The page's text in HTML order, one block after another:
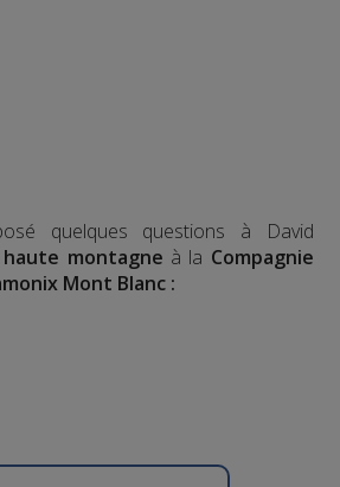
quelques questions à David
montagne à la Compagnie
Mont Blanc :